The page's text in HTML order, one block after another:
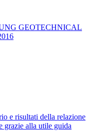
GEOTECHNICAL
e risultati della relazione
grazie alla utile guida